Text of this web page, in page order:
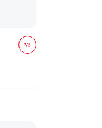
vs